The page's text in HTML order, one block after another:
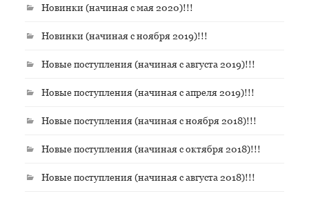
Новинки (начиная с мая 2020)!!!
Новинки (начиная с ноября 2019)!!!
Новые поступления (начиная с августа 2019)!!!
Новые поступления (начиная с апреля 2019)!!!
Новые поступления (начиная с ноября 2018)!!!
Новые поступления (начиная с октября 2018)!!!
Новые поступления (начиная с августа 2018)!!!